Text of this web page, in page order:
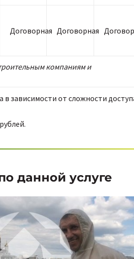
Договорная Договорная
компаниям и
зависимости от сложности
данной услуге